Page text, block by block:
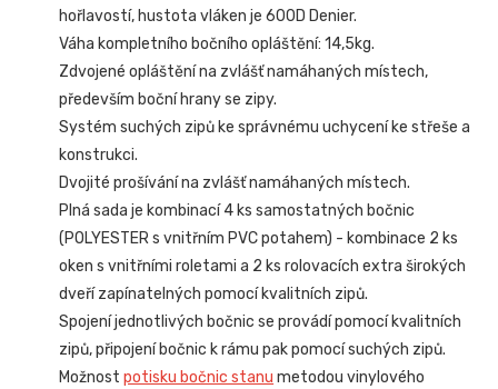
hořlavostí, hustota vláken je 600D Denier.
Váha kompletního bočního opláštění: 14,5kg.
Zdvojené opláštění na zvlášť namáhaných místech,
především boční hrany se zipy.
Systém suchých zipů ke správnému uchycení ke střeše a
konstrukci.
Dvojité prošívání na zvlášť namáhaných místech.
Plná sada je kombinací 4 ks samostatných bočnic
(POLYESTER s vnitřním PVC potahem) - kombinace 2 ks
oken s vnitřními roletami a 2 ks rolovacích extra širokých
dveří zapínatelných pomocí kvalitních zipů.
Spojení jednotlivých bočnic se provádí pomocí kvalitních
zipů, připojení bočnic k rámu pak pomocí suchých zipů.
Možnostpotisku bočnic stanu metodou vinylového